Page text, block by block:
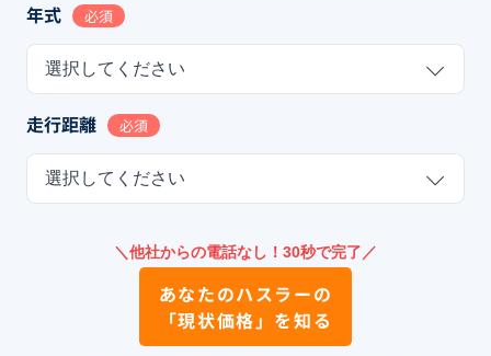
年式 必須
選択してください
走行距離 必須
選択してください
＼他社からの電話なし！30秒で完了／
あなたのハスラーの
「現状価格」を知る